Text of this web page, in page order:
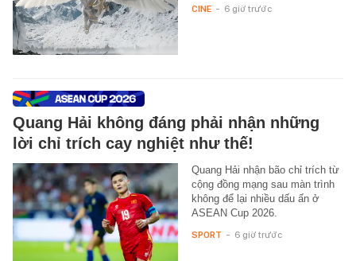
CINE - 6 giờ trước
Quang Hải không đáng phải nhận những
lời chỉ trích cay nghiệt như thế!
Quang Hải nhận bão chỉ trích từ
cộng đồng mạng sau màn trình
không để lại nhiều dấu ấn ở
ASEAN Cup 2026.
SPORT - 6 giờ trước